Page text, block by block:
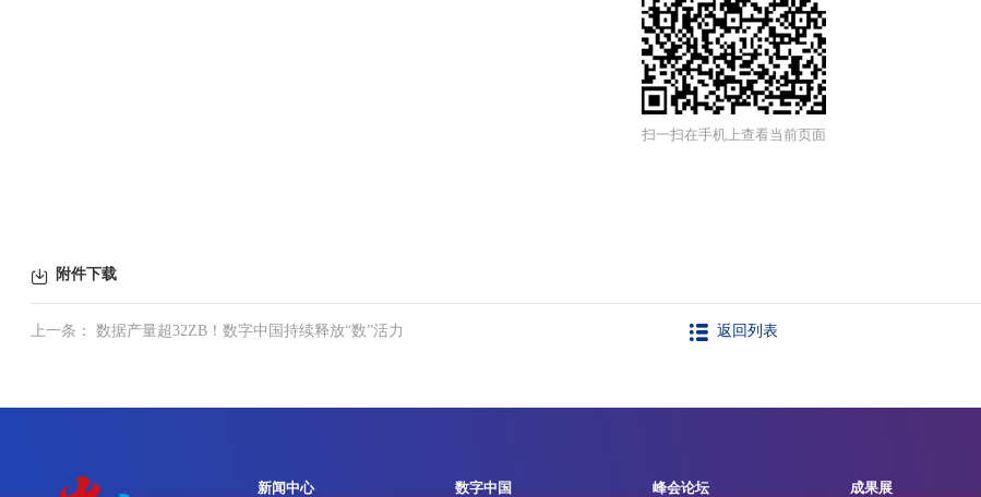
扫一扫在手机上查看当前页面
附件下载
上一条： 数据产量超32ZB！数字中国持续释放“数”活力 返回列表
新闻中心 数字中国 峰会论坛 成果展